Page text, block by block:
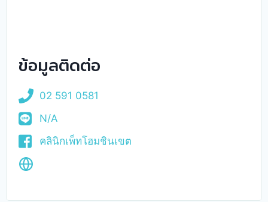
ข้อมูลติดต่อ
02 591 0581
N/A
คลินิกเพ็ทโฮมชินเขต